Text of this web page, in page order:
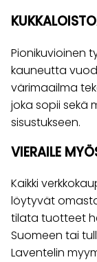
Pionikuvioinen
kauneutta
värimaailma
joka sopii sekä
sisustukseen.
VIERAILE
Kaikki
löytyvät
tilata tuotteet
Suomeen tai
Laventelin